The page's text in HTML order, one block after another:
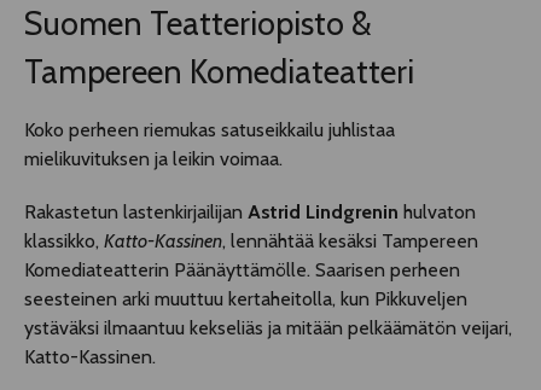
MUU OHJELMISTO
Suomen Teatteriopisto &
Tampereen Komediateatteri
Koko perheen riemukas satuseikkailu juhlistaa
mielikuvituksen ja leikin voimaa.
Rakastetun lastenkirjailijan Astrid Lindgrenin hulvaton
klassikko, Katto-Kassinen, lennähtää kesäksi Tampereen
Komediateatterin Päänäyttämölle. Saarisen perheen
seesteinen arki muuttuu kertaheitolla, kun Pikkuveljen
ystäväksi ilmaantuu kekseliäs ja mitään pelkäämätön veijari,
Katto-Kassinen.